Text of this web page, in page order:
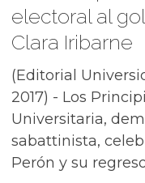
electoral al
Clara Iribarne
(Editorial
2017) - Los
Universitaria,
sabattinista,
Perón y su